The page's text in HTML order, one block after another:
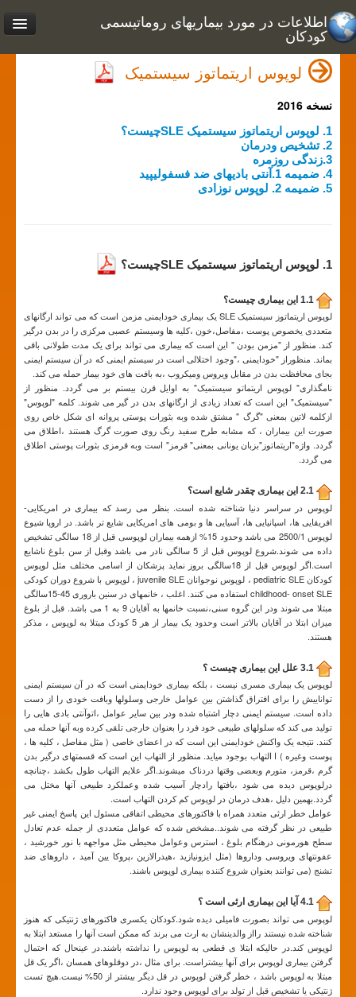
اطلاعات در مورد بیماریهای روماتیسمی
کودکان
لوپوس اریتماتوز سیستمیک
نسخه 2016
1. لوپوس اریتماتوز سیستمیک SLEچیست؟
2. تشخیص ودرمان
3.زندگی روزمره
4. ضمیمه 1.آنتی بادیهای ضد فسفولیپید
5. ضمیمه 2. لوپوس نوزادی
1. لوپوس اریتماتوز سیستمیک SLEچیست؟
لوپوس اریتماتوز سیستمیک SLE یک بیماری خودایمنی مزمن است که می تواند ارگانهای
متعددی یخصوص پوست ،مفاصل،خون ،کلیه ها وسیستم عصبی مرکزی را در بدن درگیر
کند. منظور از "مزمن بودن " این است که بیماری می تواند برای یک مدت طولانی باقی
بماند. منظوراز "خودایمنی ،"وجود اختلالی است در سیستم ایمنی که در آن سیستم ایمنی
بجای محافظت بدن در مقابل ویروس ومیکروب ،به بافت های خود بیمار حمله می کند.
نامگذاری" لوپوس اریتماتو سیستمیک" به اوایل قرن بیستم بر می گردد. منظور از
"سیستمیک" این است که تعداد زیادی از ارگانهای بدن در گیر می شوند. کلمه "لوپوس"
ازکلمه لاتین بمعنی "گرگ " مشتق شده وبه بثورات پوستی پروانه ای شکل خاص روی
صورت این بیماران ، که مشابه طرح سفید رنگ روی صورت گرگ هستند ،اطلاق می
گردد. واژه"اریتماتوز"بزبان یونانی بمعنی" قرمز" است وبه قرمزی بثورات پوستی اطلاق
می گردد.
لوپوس در سراسر دنیا شناخته شده است. بنظر می رسد که بیماری در امریکایی-
افریقایی ها، اسپانیایی ها، آسیایی ها و بومی های امریکایی شایع تر باشد. در اروپا شیوع
لوپوس 2500/1 می باشد وحدود 15% ازهمه بیماران لوپوسی قبل از 18 سالگی تشخیص
داده می شوند.شروع لوپوس قبل از 5 سالگی نادر می باشد وقبل از سن بلوغ ناشایع
است.اگر لوپوس قبل از 18سالگی بروز نماید پزشکان از اسامی مختلف مثل لوپوس
کودکان pediatric SLE ، لوپوس نوجوانان juvenile SLE ، لوپوس با شروع دوران کودکی
childhood- onset SLE استفاده می کنند. اغلب ، خانمهای در سنین باروری 45-15سالگی
مبتلا می شوند ودر این گروه سنی،نسبت خانمها به آقایان 9 به 1 می باشد. قبل از بلوغ
میزان ابتلا در آقایان بالاتر است وحدود یک بیمار از هر 5 کودک مبتلا به لوپوس ، مذکر
هستند.
لوپوس یک بیماری مسری نیست ، بلکه بیماری خودایمنی است که در آن سیستم ایمنی
تواناییش را برای افتراق گذاشتن بین عوامل خارجی وسلولها وبافت خودی را از دست
داده است. سیستم ایمنی دچار اشتباه شده ودر بین سایر عوامل ،اتوآنتی بادی هایی را
تولید می کند که سلولهای طبیعی خود فرد را بعنوان خارجی تلقی کرده وبه آنها حمله می
کنند. نتیجه یک واکنش خودایمنی این است که در اعضای خاصی ( مثل مفاصل ، کلیه ها ،
پوست وغیره ) ا التهاب بوجود میاید. منظور از التهاب این است که قسمتهای درگیر بدن
گرم ،قرمز، متورم وبعضی وقتها دردناک میشوند.اگر علایم التهاب طول بکشد ،چنانچه
درلوپوس دیده می شود ،بافتها رادچار آسیب شده وعملکرد طبیعی آنها مختل می
گردد.بهمین دلیل ،هدف درمان در لوپوس کم کردن التهاب است.
عوامل خطر ارثی متعدد همراه با فاکتورهای محیطی اتفاقی مسئول این پاسخ ایمنی غیر
طبیعی در نظر گرفته می شوند..مشخص شده که عوامل متعددی از جمله عدم تعادل
سطح هورمونی درهنگام بلوغ ، استرس وعوامل محیطی مثل مواجهه با نور خورشید ،
عفونتهای ویروسی وداروها (مثل ایزونیازید ،هیدرالازین ،پروکا یین آمید ، داروهای ضد
تشنج (می توانند بعنوان شروع کننده بیماری لوپوس باشند.
لوپوس می تواند بصورت فامیلی دیده شود.کودکان یکسری فاکتورهای ژنتیکی که هنوز
شناخته شده نیستند رااز والدینشان به ارث می برند که ممکن است آنها را مستعد ابتلا به
لوپوس کند.در حالیکه ابتلا ی قطعی به لوپوس را نداشته باشند.در عینحال که احتمال
گرفتن بیماری لوپوس برای آنها بیشتراست. برای مثال ،در دوقلوهای همسان ،اگر یک قل
مبتلا به لوپوس باشد ، خطر گرفتن لوپوس در قل دیگر بیشتر از 50% نیست.هیچ تست
ژنتیکی یا تشخیص قبل از تولد برای لوپوس وجود ندارد.